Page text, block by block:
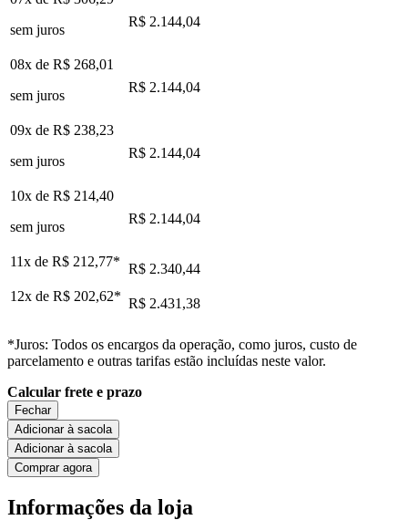
sem juros
R$ 2.144,04
08x de R$ 268,01
sem juros
R$ 2.144,04
09x de R$ 238,23
sem juros
R$ 2.144,04
10x de R$ 214,40
sem juros
R$ 2.144,04
11x de R$ 212,77* R$ 2.340,44
12x de R$ 202,62* R$ 2.431,38
*Juros: Todos os encargos da operação, como juros, custo de
parcelamento e outras tarifas estão incluídas neste valor.
Calcular frete e prazo
Fechar
Adicionar à sacola
Adicionar à sacola
Comprar agora
Informações da loja